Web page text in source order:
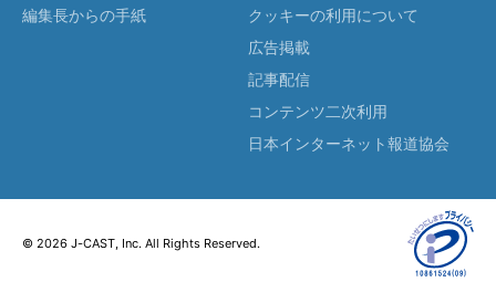
編集長からの手紙
クッキーの利用について
広告掲載
記事配信
コンテンツ二次利用
日本インターネット報道協会
© 2026 J-CAST, Inc. All Rights Reserved.